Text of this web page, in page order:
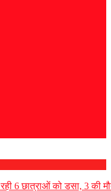
6 छात्राओं को डसा, 3 की